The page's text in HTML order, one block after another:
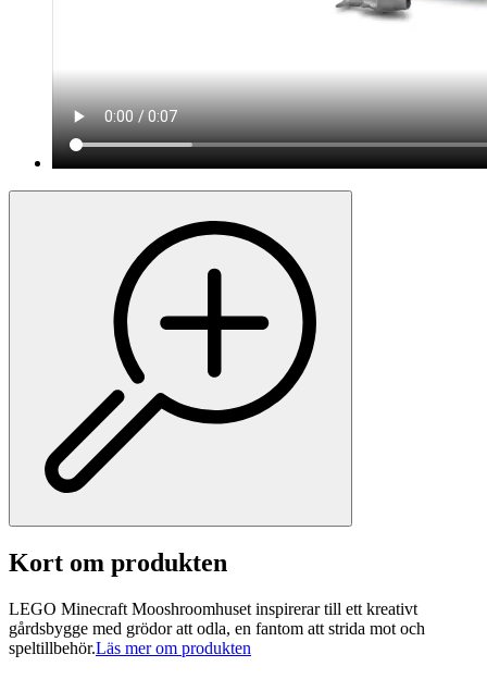
Kort om produkten
LEGO Minecraft Mooshroomhuset inspirerar till ett kreativt
gårdsbygge med grödor att odla, en fantom att strida mot och
speltillbehör.Läs mer om produkten